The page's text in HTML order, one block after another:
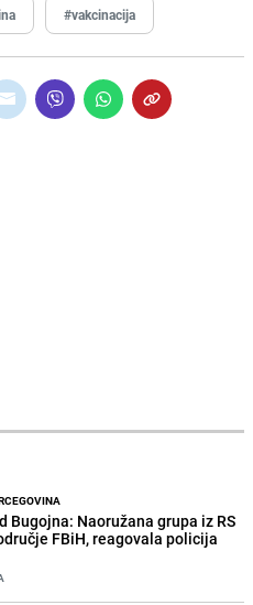
#vakcinacija
Bugojna: Naoružana grupa iz RS
FBiH, reagovala policija